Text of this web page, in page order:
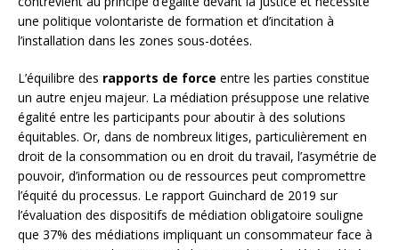
une politique volontariste de formation et d’incitation à
l’installation dans les zones sous-dotées.
L’équilibre des rapports de force entre les parties constitue
un autre enjeu majeur. La médiation présuppose une relative
égalité entre les participants pour aboutir à des solutions
équitables. Or, dans de nombreux litiges, particulièrement en
droit de la consommation ou en droit du travail, l’asymétrie de
pouvoir, d’information ou de ressources peut compromettre
l’équité du processus. Le rapport Guinchard de 2019 sur
l’évaluation des dispositifs de médiation obligatoire souligne
que 37% des médiations impliquant un consommateur face à